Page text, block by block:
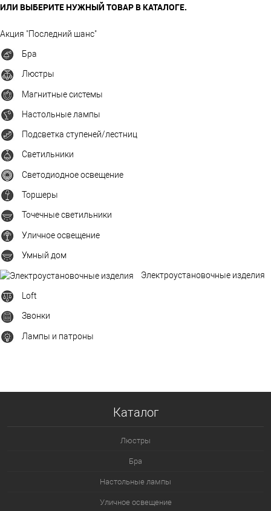
ИЛИ ВЫБЕРИТЕ НУЖНЫЙ ТОВАР В КАТАЛОГЕ.
Акция "Последний шанс"
Бра
Люстры
Магнитные системы
Настольные лампы
Подсветка ступеней/лестниц
Светильники
Светодиодное освещение
Торшеры
Точечные светильники
Уличное освещение
Умный дом
Электроустановочные изделия
Loft
Звонки
Лампы и патроны
Каталог
Люстры
Бра
Настольные лампы
Уличное освещение